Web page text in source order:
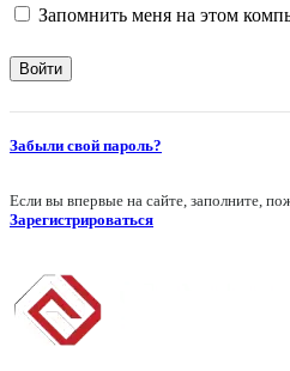
Запомнить меня на этом
Забыли свой пароль?
Если вы впервые на сайте, заполните,
Зарегистрироваться